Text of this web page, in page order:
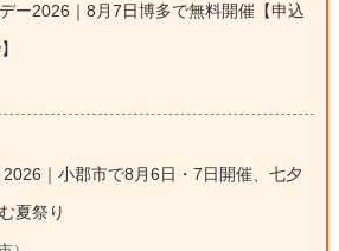
ー2026｜8月7日博多で無料開催【申込
｜小郡市で8月6日・7日開催、七夕
夏祭り